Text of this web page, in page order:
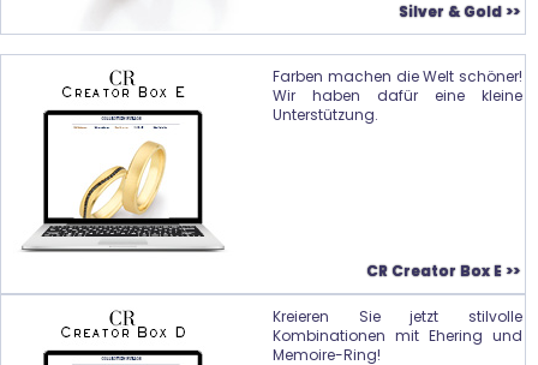
Silver & Gold >>
Farben machen die Welt schöner!
Wir haben dafür eine kleine
Unterstützung.
CR Creator Box E >>
Kreieren Sie jetzt stilvolle
Kombinationen mit Ehering und
Memoire-Ring!